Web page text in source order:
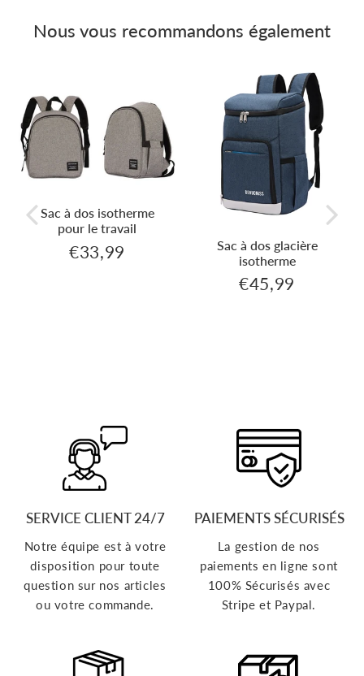
Nous vous recommandons également
Sac à dos isotherme
pour le travail
Prix
€33,99
Sac à dos glacière
isotherme
Prix
€45,99
SERVICE CLIENT 24/7
Notre équipe est à votre
disposition pour toute
question sur nos articles
ou votre commande.
PAIEMENTS SÉCURISÉS
La gestion de nos
paiements en ligne sont
100% Sécurisés avec
Stripe et Paypal.